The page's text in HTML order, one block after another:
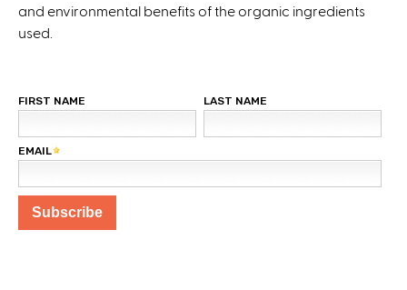
and environmental benefits of the organic ingredients
used.